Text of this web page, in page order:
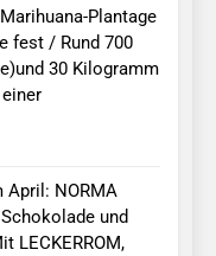
Plantage
fest / Rund 700
30 Kilogramm
April: NORMA
und
LECKERROM,